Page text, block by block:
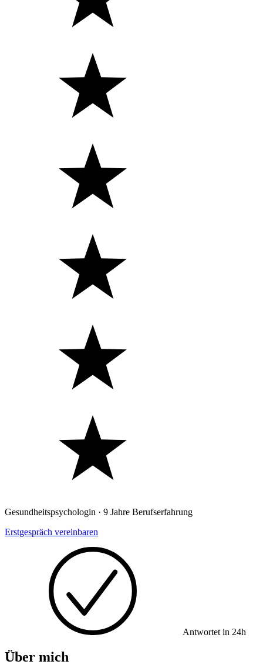
Gesundheitspsychologin · 9 Jahre Berufserfahrung
Erstgespräch vereinbaren
Antwortet in 24h
Über mich